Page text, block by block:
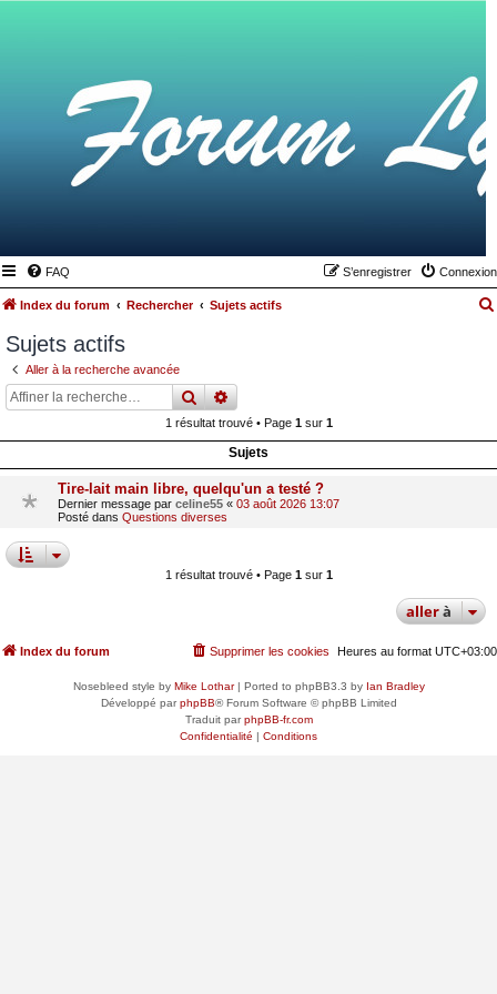
FAQ Connexion
S’enregistrer
Index du forum Rechercher Sujets actifs
Sujets actifs
Aller à la recherche avancée
rechercher
recherche
1 résultat trouvé • Page 1sur 1
Sujets
Tire-lait main libre, quelqu'un a testé ?
Dernier message par celine55 « 03 août 2026 13:07
Posté dans Questions diverses
1 résultat trouvé • Page 1sur 1
allerà
Index du forum Heures au format UTC+03:00
Supprimer les cookies
Nosebleed style by Mike Lothar| Ported to phpBB3.3 by Ian Bradley
Développé parphpBB® Forum Software © phpBB Limited
Traduit parphpBB-fr.com
Confidentialité | Conditions